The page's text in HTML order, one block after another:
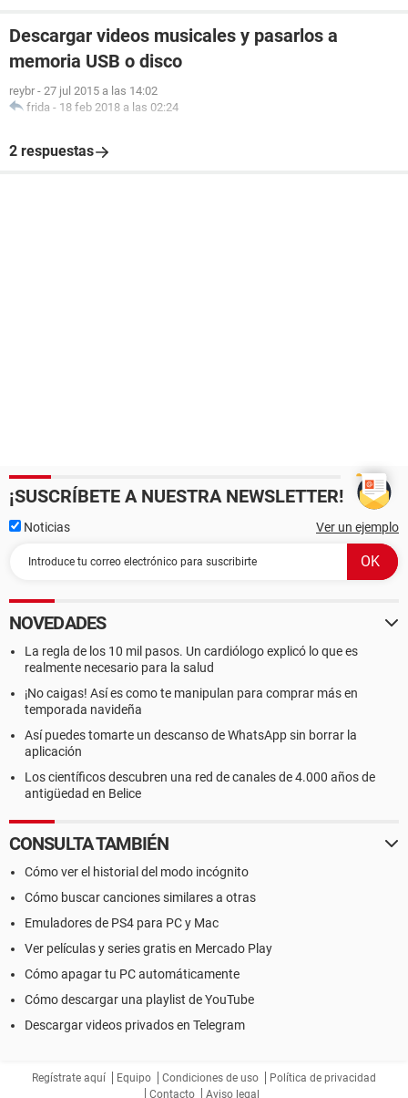
Descargar videos musicales y pasarlos a
memoria USB o disco
reybr - 27 jul 2015 a las 14:02
frida - 18 feb 2018 a las 02:24
2 respuestas
¡SUSCRÍBETE A NUESTRA NEWSLETTER!
Noticias Ver un ejemplo
NOVEDADES
La regla de los 10 mil pasos. Un cardiólogo explicó lo que es
realmente necesario para la salud
¡No caigas! Así es como te manipulan para comprar más en
temporada navideña
Así puedes tomarte un descanso de WhatsApp sin borrar la
aplicación
Los científicos descubren una red de canales de 4.000 años de
antigüedad en Belice
CONSULTA TAMBIÉN
Cómo ver el historial del modo incógnito
Cómo buscar canciones similares a otras
Emuladores de PS4 para PC y Mac
Ver películas y series gratis en Mercado Play
Cómo apagar tu PC automáticamente
Cómo descargar una playlist de YouTube
Descargar videos privados en Telegram
Regístrate aquí Equipo Condiciones de uso
Política de privacidad
Contacto
Aviso legal